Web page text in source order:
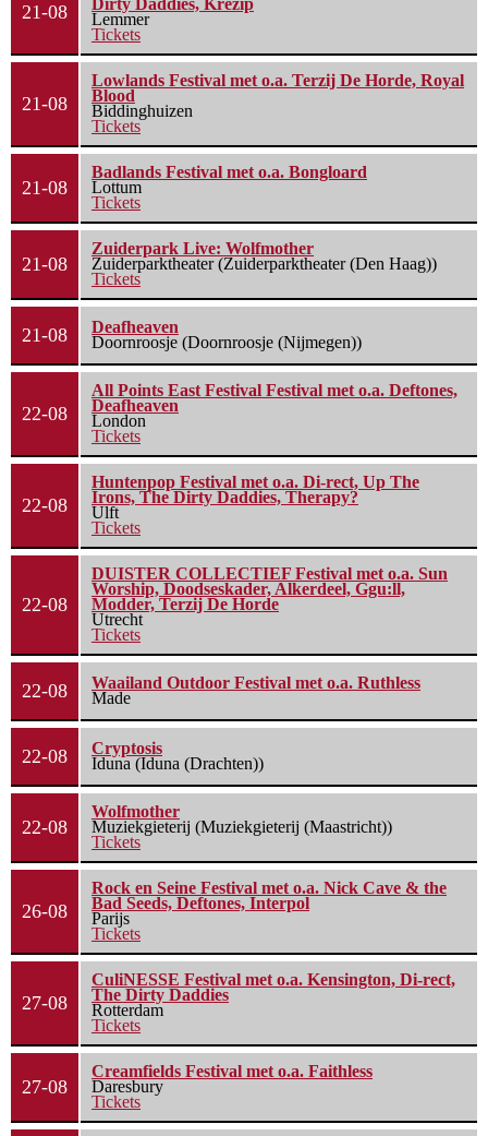
21-08
Lemmer
Tickets
21-08
Lowlands Festival met o.a. Terzij De Horde, Royal
Blood
Biddinghuizen
Tickets
21-08
Badlands Festival met o.a. Bongloard
Lottum
Tickets
21-08
Zuiderpark Live: Wolfmother
Zuiderparktheater (Zuiderparktheater (Den Haag))
Tickets
21-08
Deafheaven
Doornroosje (Doornroosje (Nijmegen))
22-08
All Points East Festival Festival met o.a. Deftones,
Deafheaven
London
Tickets
22-08
Huntenpop Festival met o.a. Di-rect, Up The
Irons, The Dirty Daddies, Therapy?
Ulft
Tickets
22-08
DUISTER COLLECTIEF Festival met o.a. Sun
Worship, Doodseskader, Alkerdeel, Ggu:ll,
Modder, Terzij De Horde
Utrecht
Tickets
22-08
Waailand Outdoor Festival met o.a. Ruthless
Made
22-08
Cryptosis
Iduna (Iduna (Drachten))
22-08
Wolfmother
Muziekgieterij (Muziekgieterij (Maastricht))
Tickets
26-08
Rock en Seine Festival met o.a. Nick Cave & the
Bad Seeds, Deftones, Interpol
Parijs
Tickets
27-08
CuliNESSE Festival met o.a. Kensington, Di-rect,
The Dirty Daddies
Rotterdam
Tickets
27-08
Creamfields Festival met o.a. Faithless
Daresbury
Tickets